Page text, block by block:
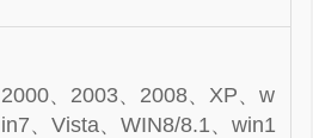
2000、2003、2008、XP、w
in7、Vista、WIN8/8.1、win1